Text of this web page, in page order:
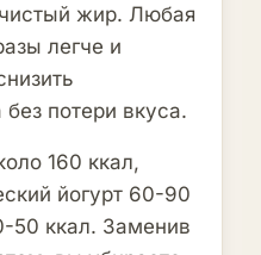
чистый жир. Любая
легче и
потери вкуса.
160 ккал,
йогурт 60-90
50 ккал. Заменив